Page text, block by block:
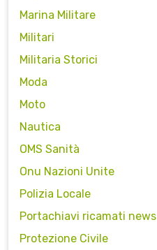
Marina Militare
Militari
Militaria Storici
Moda
Moto
Nautica
OMS Sanità
Onu Nazioni Unite
Polizia Locale
Portachiavi ricamati news
Protezione Civile